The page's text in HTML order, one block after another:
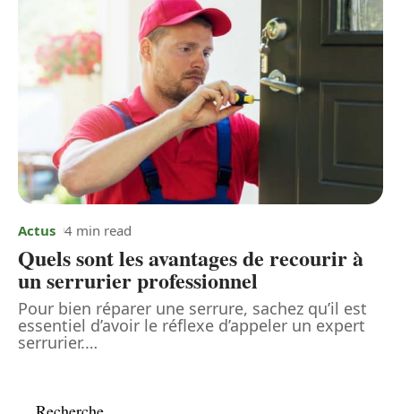
Actus 4 min read
Quels sont les avantages de recourir à
un serrurier professionnel
Pour bien réparer une serrure, sachez qu’il est
essentiel d’avoir le réflexe d’appeler un expert
serrurier.…